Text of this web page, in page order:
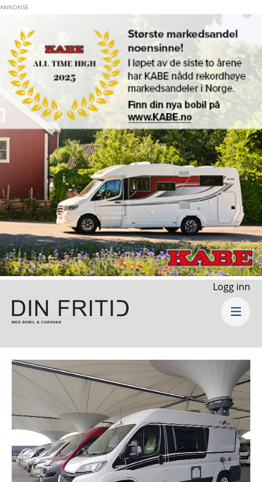
Logg inn